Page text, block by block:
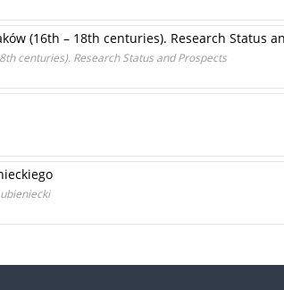
(16th – 18th centuries). Research Status
centuries). Research Status and Prospects